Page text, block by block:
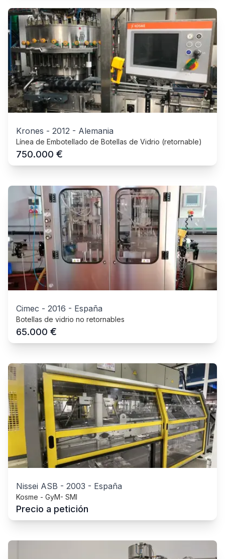
Krones - 2012 - Alemania
Línea de Embotellado de Botellas de Vidrio (retornable)
750.000 €
Cimec - 2016 - España
Botellas de vidrio no retornables
65.000 €
Nissei ASB - 2003 - España
Kosme - GyM- SMI
Precio a petición